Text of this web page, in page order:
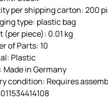
per shipping carton: 200
type: plastic bag
(per piece): 0.01 kg
of Parts: 10
Plastic
Made in Germany
condition: Requires